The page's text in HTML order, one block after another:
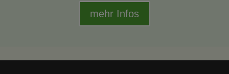
mehr Infos